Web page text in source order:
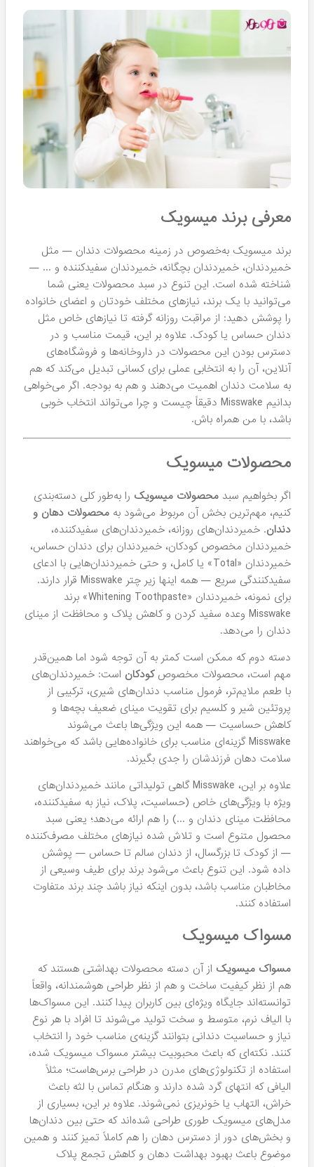
معرفی برند میسویک
برند میسویک به‌خصوص در زمینه محصولات دندان — مثل
خمیردندان، خمیردندان بچگانه، خمیردندان سفیدکننده و ... —
شناخته شده است. این تنوع در سبد محصولات یعنی شما
می‌توانید با یک برند، نیازهای مختلف خودتان و اعضای خانواده
را پوشش دهید: از مراقبت روزانه گرفته تا نیازهای خاص مثل
دندان حساس یا کودک. علاوه بر این، قیمت مناسب و در
دسترس بودن این محصولات در داروخانه‌ها و فروشگاه‌های
آنلاین، آن را به انتخابی عملی برای کسانی تبدیل می‌کند که هم
به سلامت دندان اهمیت می‌دهند و هم به بودجه. اگر می‌خواهی
بدانیم Misswake دقیقاً چیست و چرا می‌تواند انتخاب خوبی
باشد، با من همراه باش.
محصولات میسویک
اگر بخواهیم سبد محصولات میسویک را به‌طور کلی دسته‌بندی
کنیم، مهم‌ترین بخش آن مربوط می‌شود به محصولات دهان و
دندان. خمیردندان‌های روزانه، خمیردندان‌های سفیدکننده،
خمیردندان مخصوص کودکان، خمیردندان برای دندان حساس،
خمیردندان «Total» یا کامل، و حتی خمیردندان‌هایی با ادعای
سفیدکنندگی سریع — همه اینها زیر چتر Misswake قرار دارند.
برای نمونه، خمیردندان «Whitening Toothpaste» برند
Misswake وعده سفید کردن و کاهش پلاک و محافظت از مینای
دندان را می‌دهد.
دسته دوم که ممکن است کمتر به آن توجه شود اما همین‌قدر
مهم است، محصولات مخصوصکودکان است: خمیردندان‌های
با طعم ملایم‌تر، فرمول مناسب دندان‌های شیری، ترکیبی از
پروتئین شیر و کلسیم برای تقویت مینای ضعیف بچه‌ها و
کاهش حساسیت — همه این ویژگی‌ها باعث می‌شوند
Misswake گزینه‌ای مناسب برای خانواده‌هایی باشد که می‌خواهند
سلامت دهان فرزندشان را جدی بگیرند.
علاوه بر این، Misswake گاهی تولیداتی مانند خمیردندان‌های
ویژه با ویژگی‌های خاص (حساسیت، پلاک، نیاز به سفیدکننده،
محافظت مینای دندان و ...) را هم ارائه می‌دهد؛ یعنی سبد
محصول متنوع است و تلاش شده نیازهای مختلف مصرف‌کننده
— از کودک تا بزرگسال، از دندان سالم تا حساس — پوشش
داده شود. این تنوع باعث می‌شود برند برای طیف وسیعی از
مخاطبان مناسب باشد، بدون اینکه نیاز باشد چند برند متفاوت
استفاده کنند.
مسواک میسویک
مسواک‌ میسویک از آن دسته محصولات بهداشتی هستند که
هم از نظر کیفیت ساخت و هم از نظر طراحی هوشمندانه، واقعاً
توانسته‌اند جایگاه ویژه‌ای بین کاربران پیدا کنند. این مسواک‌ها
با الیاف نرم، متوسط و سخت تولید می‌شوند تا افراد با هر نوع
نیاز و حساسیت دندانی بتوانند گزینه‌ی مناسب خود را انتخاب
کنند. نکته‌ای که باعث محبوبیت بیشتر مسواک میسویک شده،
استفاده از تکنولوژی‌های مدرن در طراحی برس‌هاست؛ مثلاً
الیافی که انتهای گرد شده دارند و هنگام تماس با لثه باعث
خراش، التهاب یا خونریزی نمی‌شوند. علاوه بر این، بسیاری از
مدل‌های میسویک طوری طراحی شده‌اند که حتی بین دندان‌ها
و بخش‌های دور از دسترس دهان را هم کاملاً تمیز کنند و همین
موضوع باعث بهبود بهداشت دهان و کاهش تجمع پلاک